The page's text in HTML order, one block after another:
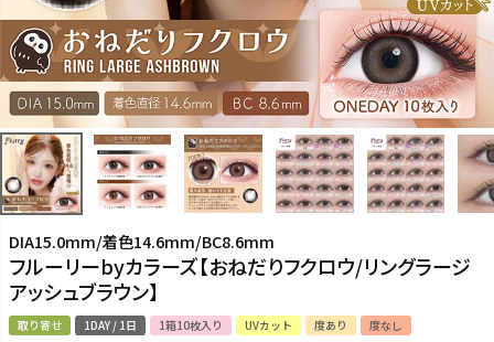
DIA15.0mm/着色14.6mm/BC8.6mm
フルーリーbyカラーズ【おねだりフクロウ/リングラージ
アッシュブラウン】
取り寄せ 1DAY / 1日 1箱10枚入り UVカット 度あり 度なし